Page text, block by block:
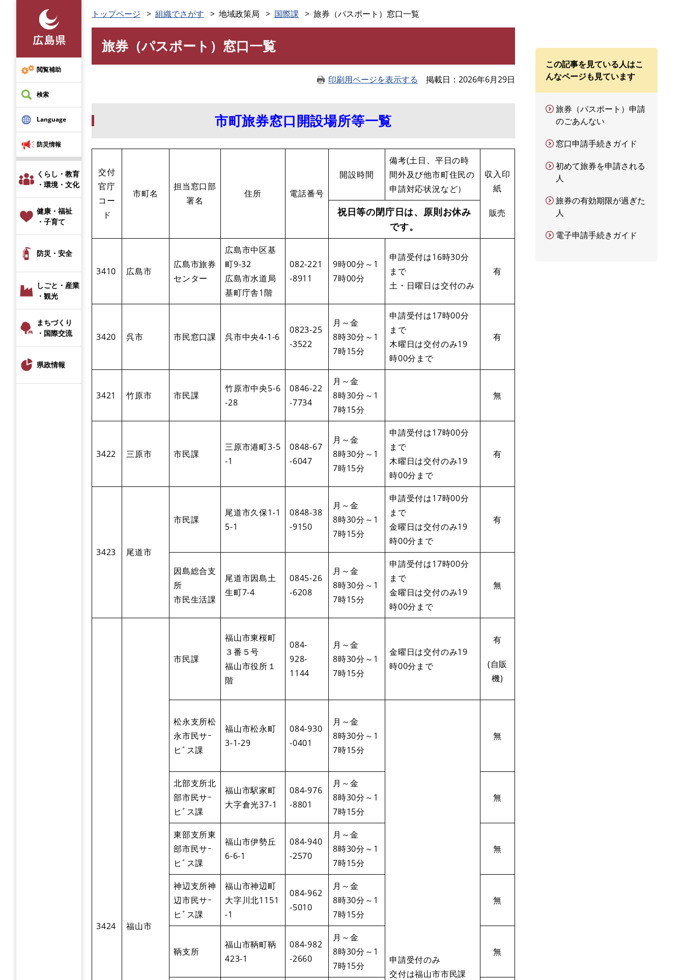
先
頭
で
す
閲覧補助
検索
Language
防災情報
くらし・教育
・環境・文化
健康・福祉
・子育て
防災・安全
しごと・産業
・観光
まちづくり
・国際交流
県政情報
トップページ 組織でさがす 地域政策局 国際課 旅券（パスポート）窓口一覧
旅券（パスポート）窓口一覧
印刷用ページを表示する 掲載日 2026年6月29日
市町旅券窓口開設場所等一覧
交付
官庁
コー
ド
市町名
担当窓口部
署名
住所 電話番号
開設時間
備考(土日、平日の時
間外及び他市町住民の
申請対応状況など）
収入印
紙
販売
祝日等の閉庁日は、原則お休み
です。
3410 広島市
広島市旅券
センター
広島市中区基
町9-32
広島市水道局
基町庁舎1階
082-221
-8911
9時00分～1
7時00分
申請受付は16時30分
まで
土・日曜日は交付のみ
有
3420 呉市 市民窓口課 呉市中央4-1-6
0823-25
-3522
月～金
8時30分～1
7時15分
申請受付は17時00分
まで
木曜日は交付のみ19
時00分まで
有
3421 竹原市 市民課
竹原市中央5-6
-28
0846-22
-7734
月～金
8時30分～1
7時15分
無
3422 三原市 市民課
三原市港町3-5
-1
0848-67
-6047
月～金
8時30分～1
7時15分
申請受付は17時00分
まで
木曜日は交付のみ19
時00分まで
有
3423 尾道市
市民課
尾道市久保1-1
5-1
0848-38
-9150
月～金
8時30分～1
7時15分
申請受付は17時00分
まで
金曜日は交付のみ19
時00分まで
有
因島総合支
所
市民生活課
尾道市因島土
生町7-4
0845-26
-6208
月～金
8時30分～1
7時15分
申請受付は17時00分
まで
金曜日は交付のみ19
時00分まで
無
3424 福山市
市民課
福山市東桜町
３番５号
福山市役所１
階
084-
928-
1144
月～金
8時30分～1
7時15分
金曜日は交付のみ19
時00分まで
有
(自販
機)
松永支所松
永市民サｰ
ヒﾞス課
福山市松永町
3-1-29
084-930
-0401
月～金
8時30分～1
7時15分
申請受付のみ
交付は福山市市民課
無
北部支所北
部市民サｰ
ヒﾞス課
福山市駅家町
大字倉光37-1
084-976
-8801
月～金
8時30分～1
7時15分
無
東部支所東
部市民サｰ
ヒﾞス課
福山市伊勢丘
6-6-1
084-940
-2570
月～金
8時30分～1
7時15分
無
神辺支所神
辺市民サｰ
ヒﾞス課
福山市神辺町
大字川北1151
-1
084-962
-5010
月～金
8時30分～1
7時15分
無
鞆支所
福山市鞆町鞆
423-1
084-982
-2660
月～金
8時30分～1
7時15分
無
この記事を見ている人はこ
んなページも見ています
旅券（パスポート）申請
のごあんない
窓口申請手続きガイド
初めて旅券を申請される
人
旅券の有効期限が過ぎた
人
電子申請手続きガイド